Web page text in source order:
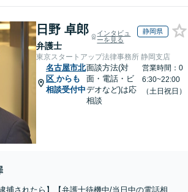
日野 卓郎
弁護士
インタビュ
ーを見る
静岡県
東京スタートアップ法律事務所 静岡支店
名古屋市北
区 からも
相談受付中
面談方法(対
面・電話・ビ
デオなど)は応
相談
営業時間：0
6:30~22:00
（土日祝日）
捕されたら】【弁護士待機中/当日中の電話相